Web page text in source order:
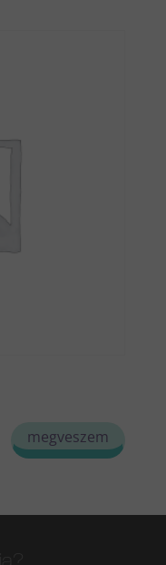
megveszem